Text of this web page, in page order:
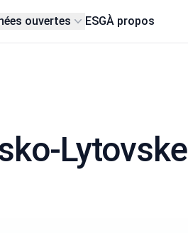
ouvertes ESGÀ propos
Lytovske